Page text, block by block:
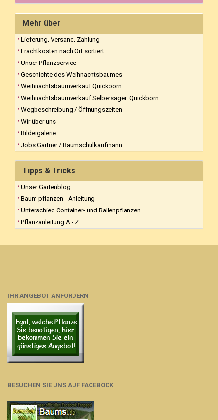
Mehr über
Lieferung, Versand, Zahlung
Frachtkosten nach Ort sortiert
Unser Pflanzservice
Geschichte des Weihnachtsbaumes
Weihnachtsbaumverkauf Quickborn
Weihnachtsbaumverkauf Selbersägen Quickborn
Wegbeschreibung / Öffnungszeiten
Wir über uns
Bildergalerie
Jobs Gärtner / Baumschulkaufmann
Tipps & Tricks
Unser Gartenblog
Baum pflanzen - Anleitung
Unterschied Container- und Ballenpflanzen
Pflanzanleitung A - Z
IHR ANGEBOT ANFORDERN
BESUCHEN SIE UNS AUF FACEBOOK